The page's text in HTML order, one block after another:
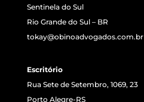
Sentinela do Sul
Rio Grande do Sul – BR
tokay@obinoadvogados.com.br
Escritório
Rua Sete de Setembro, 1069, 23
Porto Alegre-RS